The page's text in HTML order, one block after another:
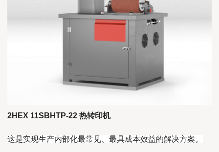
2HEX 11SBHTP-22 热转印机
这是实现生产内部化最常见、最具成本效益的解决方案。